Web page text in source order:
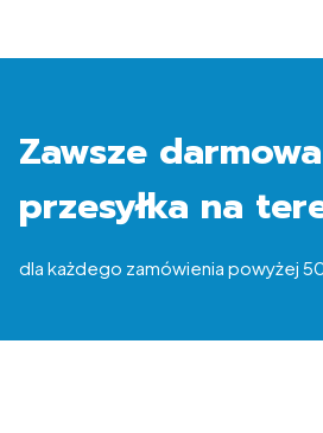
Zawsze darmowa
przesyłka na
dla każdego zamówienia powyżej